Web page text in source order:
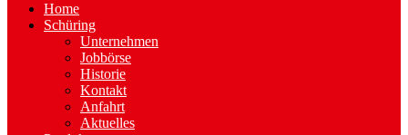
Home
Schüring
Unternehmen
Jobbörse
Historie
Kontakt
Anfahrt
Aktuelles